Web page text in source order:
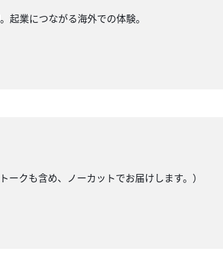
業につながる海外での体験。
クも含め、ノーカットでお届けします。）